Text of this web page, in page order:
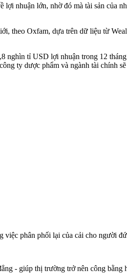
lợi nhuận lớn, nhờ đó mà tài sản
theo Oxfam, dựa trên dữ liệu từ
nghìn tỉ USD lợi nhuận trong 12
ty dược phẩm và ngành tài chính
phân phối lại của cải cho người
- giúp thị trường trở nên công